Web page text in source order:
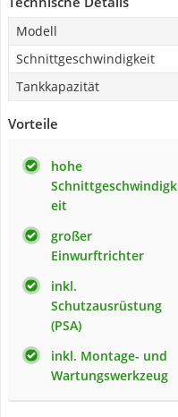
Modell
Schnittgeschwindigkeit
Tankkapazität
Vorteile
hohe
Schnittgeschwindigk
eit
großer
Einwurftrichter
inkl.
Schutzausrüstung
(PSA)
inkl. Montage- und
Wartungswerkzeug